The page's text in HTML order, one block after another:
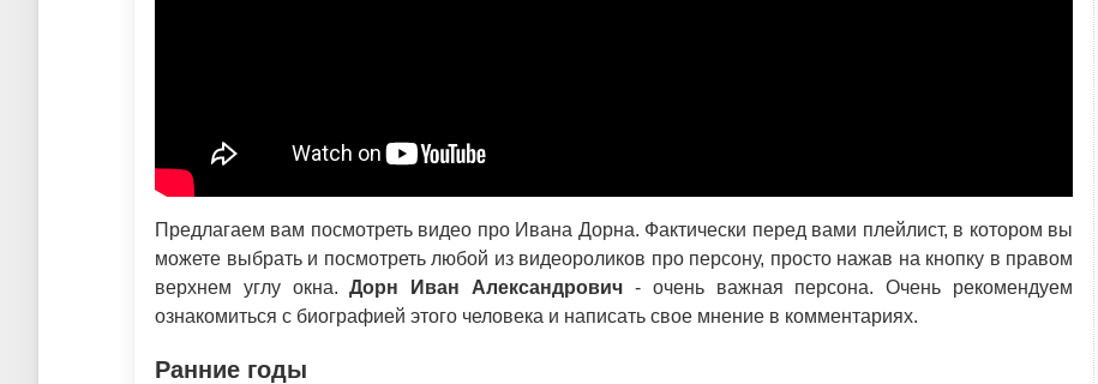
Предлагаем вам посмотреть видео про Ивана Дорна. Фактически перед вами плейлист, в котором вы
можете выбрать и посмотреть любой из видеороликов про персону, просто нажав на кнопку в правом
верхнем углу окна.Дорн Иван Александрович - очень важная персона. Очень рекомендуем
ознакомиться с биографией этого человека и написать свое мнение в комментариях.
Ранние годы